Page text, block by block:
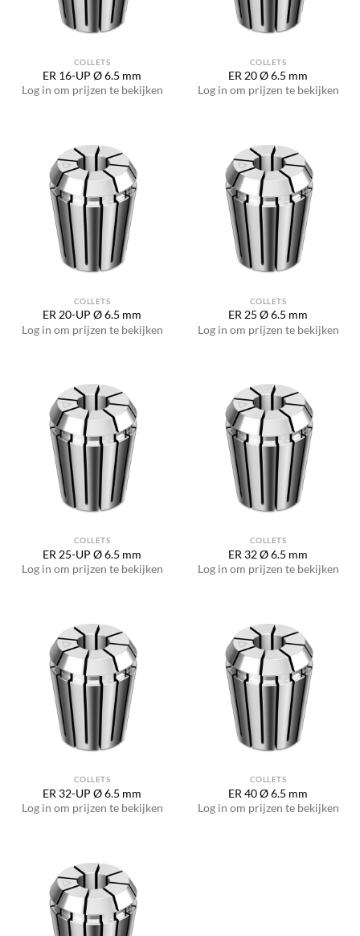
COLLETS
ER 16-UP Ø 6.5 mm
Log in om prijzen te bekijken
COLLETS
ER 20 Ø 6.5 mm
Log in om prijzen te bekijken
COLLETS
ER 20-UP Ø 6.5 mm
Log in om prijzen te bekijken
COLLETS
ER 25 Ø 6.5 mm
Log in om prijzen te bekijken
COLLETS
ER 25-UP Ø 6.5 mm
Log in om prijzen te bekijken
COLLETS
ER 32 Ø 6.5 mm
Log in om prijzen te bekijken
COLLETS
ER 32-UP Ø 6.5 mm
Log in om prijzen te bekijken
COLLETS
ER 40 Ø 6.5 mm
Log in om prijzen te bekijken